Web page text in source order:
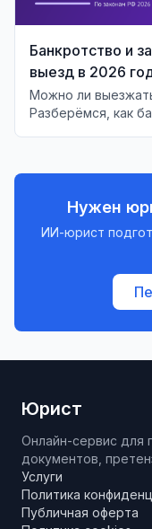
Банкротство и
выезд в 2026
Можно ли
Разберёмся, как
Нужен
ИИ-юрист
Юрист
Онлайн-сервис для
документов,
Услуги
Политика
Публичная оферта